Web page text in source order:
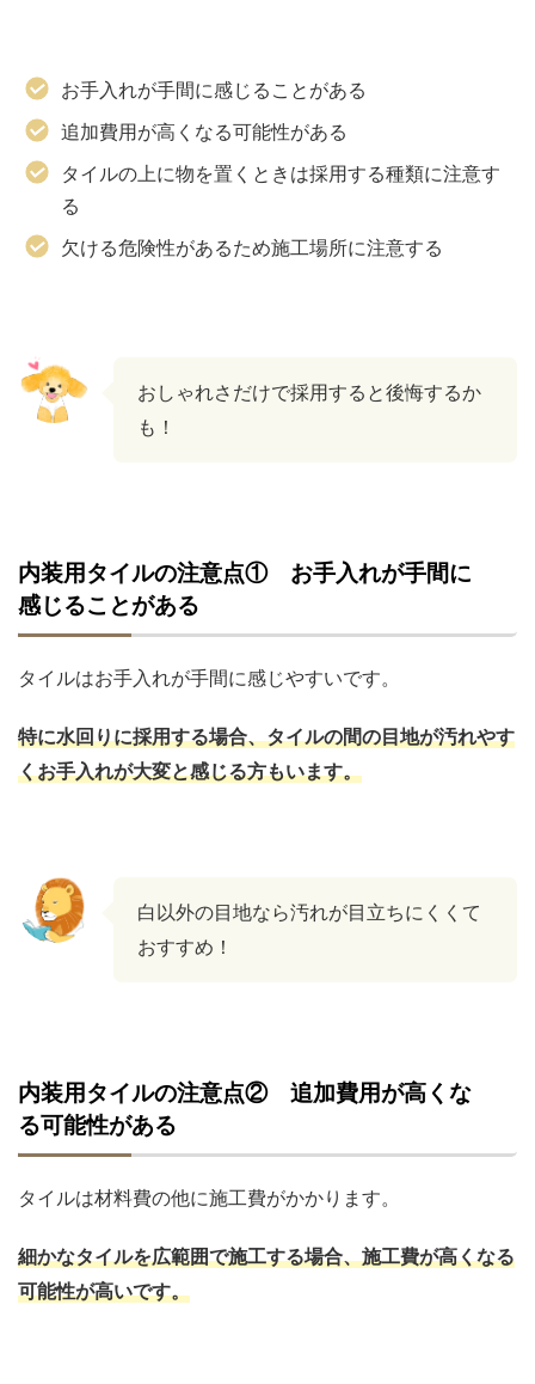
お手入れが手間に感じることがある
追加費用が高くなる可能性がある
タイルの上に物を置くときは採用する種類に注意す
る
欠ける危険性があるため施工場所に注意する
おしゃれさだけで採用すると後悔するか
も！
内装用タイルの注意点① お手入れが手間に
感じることがある
タイルはお手入れが手間に感じやすいです。
特に水回りに採用する場合、タイルの間の目地が汚れやす
くお手入れが大変と感じる方もいます。
白以外の目地なら汚れが目立ちにくくて
おすすめ！
内装用タイルの注意点② 追加費用が高くな
る可能性がある
タイルは材料費の他に施工費がかかります。
細かなタイルを広範囲で施工する場合、施工費が高くなる
可能性が高いです。